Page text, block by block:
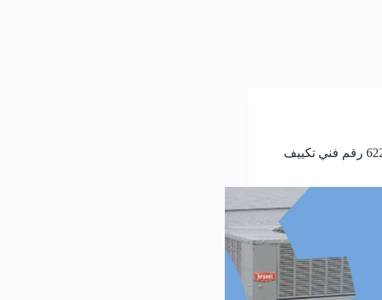
فني تكييف الفردوس 62224041 رقم فني تكييف